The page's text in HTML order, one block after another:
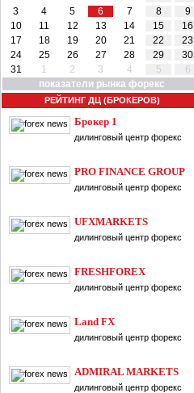
3
4 5 6 7 8
9
10
11 12 13 14 15
16
17
18 19 20 21 22
23
24
25 26 27 28 29
30
31
1 2 3 4 5
6
показатели рынка форекс
РЕЙТИНГ ДЦ (БРОКЕРОВ)
Брокер 1
дилинговый центр форекс
PRO FINANCE GROUP
дилинговый центр форекс
UFXMARKETS
дилинговый центр форекс
FRESHFOREX
дилинговый центр форекс
Land FX
дилинговый центр форекс
ADMIRAL MARKETS
дилинговый центр форекс